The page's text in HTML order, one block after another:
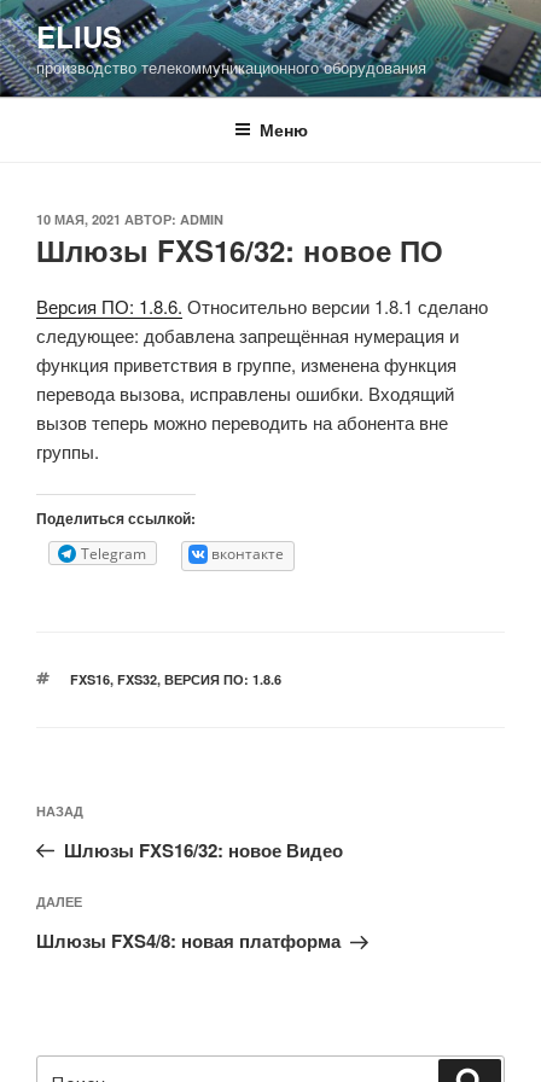
Перейти
к
содержимому
ELIUS
производство телекоммуникационного оборудования
Меню
ОПУБЛИКОВАНО
10 МАЯ, 2021 АВТОР: ADMIN
Шлюзы FXS16/32: новое ПО
Версия ПО: 1.8.6. Относительно версии 1.8.1 сделано
следующее: добавлена запрещённая нумерация и
функция приветствия в группе, изменена функция
перевода вызова, исправлены ошибки. Входящий
вызов теперь можно переводить на абонента вне
группы.
Поделиться ссылкой:
Telegram вконтакте
МЕТКИ
FXS16, FXS32, ВЕРСИЯ ПО: 1.8.6
по
записям
Предыдущая
запись:
НАЗАД
Шлюзы FXS16/32: новое Видео
Следующая
запись
ДАЛЕЕ
Шлюзы FXS4/8: новая платформа